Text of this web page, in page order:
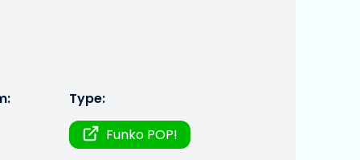
Type:
Funko POP!